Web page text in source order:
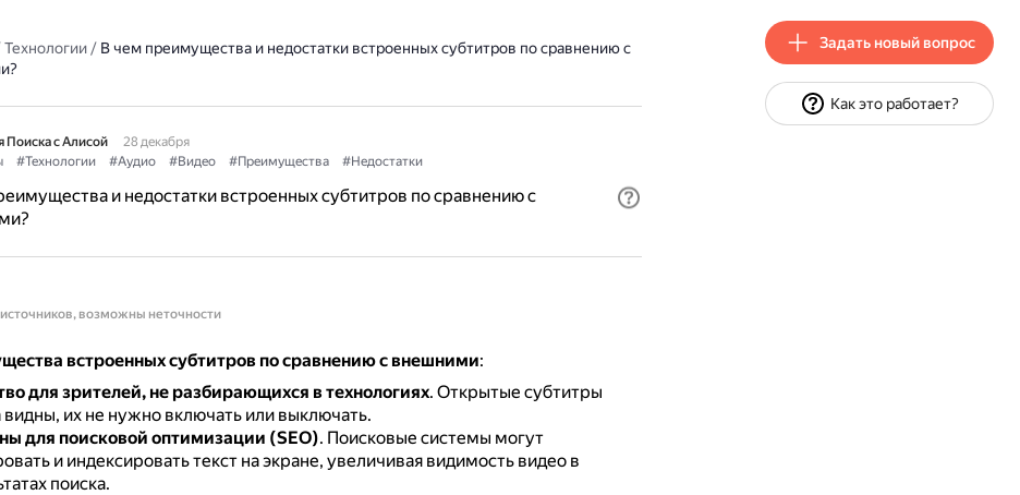
Технологии/ В чем преимущества и недостатки встроенных субтитров по сравнению с
Поиска с Алисой
28 декабря
#Технологии #Аудио #Видео #Преимущества #Недостатки
и недостатки встроенных субтитров по сравнению с
возможны неточности
встроенных субтитров по сравнению с внешними:
для зрителей, не разбирающихся в технологиях. Открытые субтитры
видны, их не нужно включать или выключать.
для поисковой оптимизации (SEO). Поисковые системы могут
и индексировать текст на экране, увеличивая видимость видео в
поиска.
Задать новый вопрос
Как это работает?